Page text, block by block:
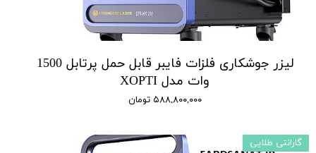
لیزر جوشکاری فلزات فایبر قابل حمل پرتابل 1500
وات مدل XOPTI
۵۸۸,۸۰۰,۰۰۰ تومان
گارانتی طلایی